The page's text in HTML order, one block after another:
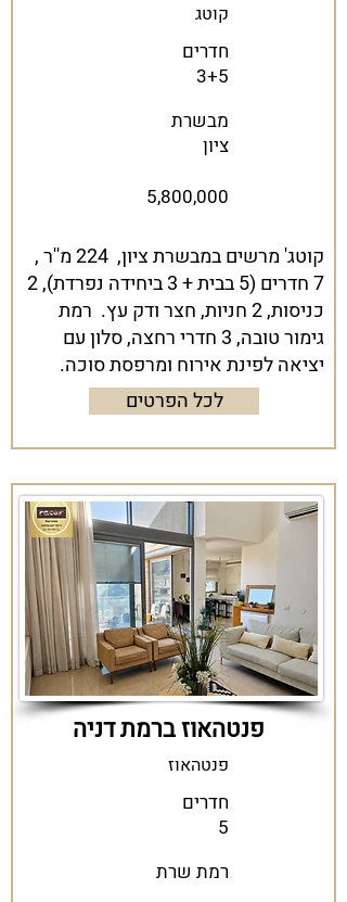
קוטג
חדרים
3+5
מבשרת
ציון
5,800,000
קוטג' מרשים במבשרת ציון, 224 מ''ר ,
7 חדרים (5 בבית + 3 ביחידה נפרדת), 2
כניסות, 2 חניות, חצר ודק עץ.
רמת
גימור טובה, 3 חדרי רחצה, סלון עם
יציאה לפינת אירוח ומרפסת סוכה.
לכל הפרטים
פנטהאוז ברמת דניה
פנטהאוז
חדרים
5
רמת שרת